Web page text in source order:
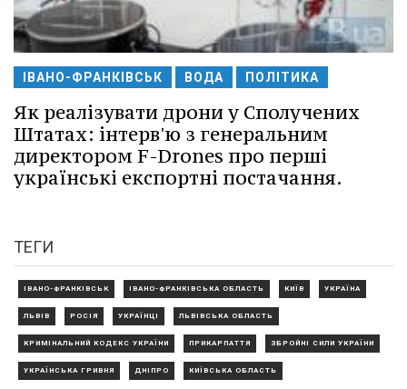
ІВАНО-ФРАНКІВСЬК ВОДА ПОЛІТИКА
Як реалізувати дрони у Сполучених
Штатах: інтерв'ю з генеральним
директором F-Drones про перші
українські експортні постачання.
ТЕГИ
ІВАНО-ФРАНКІВСЬК ІВАНО-ФРАНКІВСЬКА ОБЛАСТЬ КИЇВ УКРАЇНА
ЛЬВІВ РОСІЯ УКРАЇНЦІ ЛЬВІВСЬКА ОБЛАСТЬ
КРИМІНАЛЬНИЙ КОДЕКС УКРАЇНИ ПРИКАРПАТТЯ ЗБРОЙНІ СИЛИ УКРАЇНИ
УКРАЇНСЬКА ГРИВНЯ ДНІПРО КИЇВСЬКА ОБЛАСТЬ